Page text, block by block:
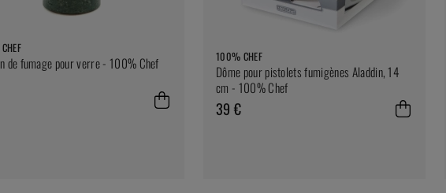
de fumage pour verre - 100% Chef 100% CHEF
Dôme pour pistolets fumigènes Aladdin, 14
cm - 100% Chef
39 €